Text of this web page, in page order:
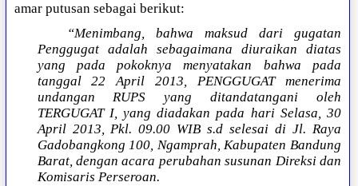
amar putusan sebagai berikut:
“Menimbang, bahwa maksud dari gugatan
Penggugat adalah sebagaimana diuraikan diatas
yang pada pokoknya menyatakan bahwa pada
tanggal 22 April 2013, PENGGUGAT menerima
undangan RUPS yang ditandatangani oleh
TERGUGAT I, yang diadakan pada hari Selasa, 30
April 2013, Pkl. 09.00 WIB s.d selesai di Jl. Raya
Gadobangkong 100, Ngamprah, Kabupaten Bandung
Barat, dengan acara perubahan susunan Direksi dan
Komisaris Perseroan.